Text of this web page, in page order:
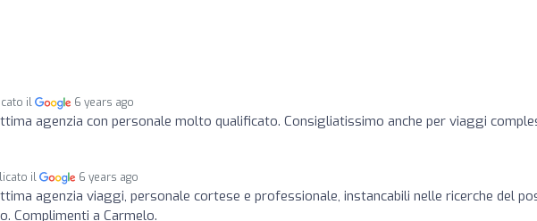
il 6 years ago
agenzia con personale molto qualificato. Consigliatissimo anche per viaggi
il 6 years ago
agenzia viaggi, personale cortese e professionale, instancabili nelle ricerche del
Complimenti a Carmelo.